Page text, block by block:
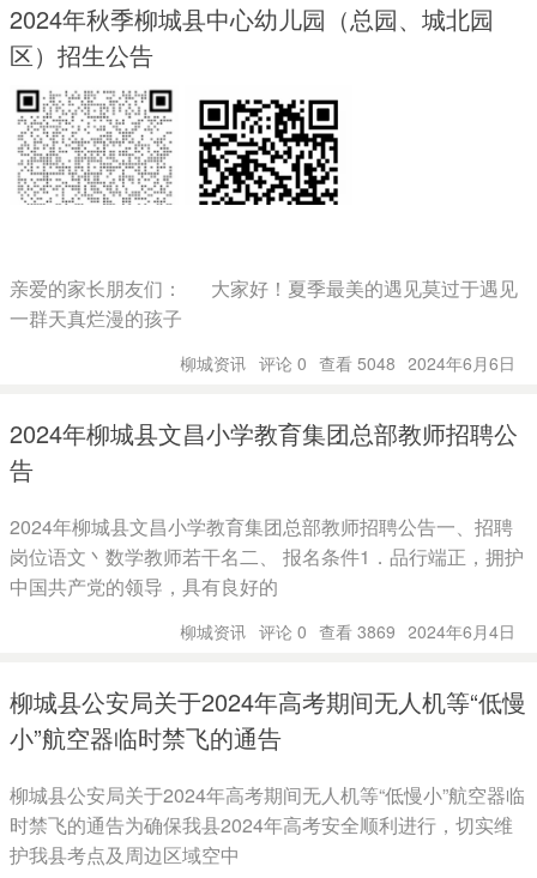
2024年秋季柳城县中心幼儿园（总园、城北园
区）招生公告
亲爱的家长朋友们： 大家好！夏季最美的遇见莫过于遇见
一群天真烂漫的孩子
柳城资讯 评论 0 查看 5048 2024年6月6日
2024年柳城县文昌小学教育集团总部教师招聘公
告
2024年柳城县文昌小学教育集团总部教师招聘公告一、招聘
岗位语文丶数学教师若干名二、 报名条件1．品行端正，拥护
中国共产党的领导，具有良好的
柳城资讯 评论 0 查看 3869 2024年6月4日
柳城县公安局关于2024年高考期间无人机等“低慢
小”航空器临时禁飞的通告
柳城县公安局关于2024年高考期间无人机等“低慢小”航空器临
时禁飞的通告为确保我县2024年高考安全顺利进行，切实维
护我县考点及周边区域空中